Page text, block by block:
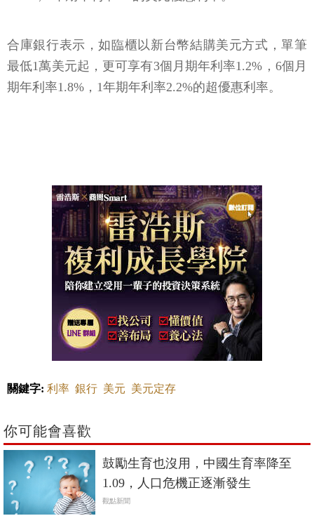
合庫銀行表示，如臨櫃以新台幣結購美元方式，單筆
最低1萬美元起，更可享有3個月期年利率1.2%，6個月
期年利率1.8%，1年期年利率2.2%的超優惠利率。
關鍵字: 利率 銀行 美元 美元定存
你可能會喜歡
鼓勵生育也沒用，中國生育率降至
1.09，人口危機正逐漸發生
觀點新聞